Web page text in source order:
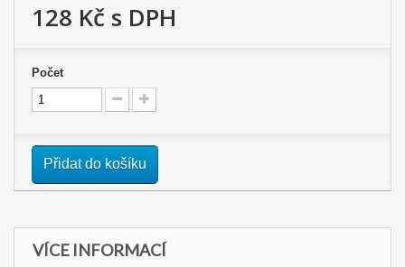
128 Kč s DPH
Počet
Přidat do košíku
VÍCE INFORMACÍ